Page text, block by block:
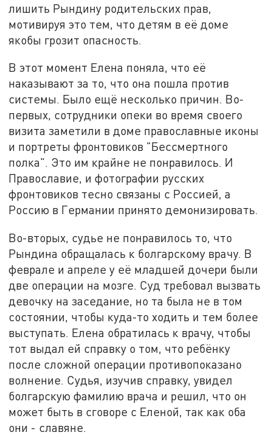
лишить Рындину родительских прав,
мотивируя это тем, что детям в её доме
якобы грозит опасность.
В этот момент Елена поняла, что её
наказывают за то, что она пошла против
системы. Было ещё несколько причин. Во-
первых, сотрудники опеки во время своего
визита заметили в доме православные иконы
и портреты фронтовиков "Бессмертного
полка". Это им крайне не понравилось. И
Православие, и фотографии русских
фронтовиков тесно связаны с Россией, а
Россию в Германии принято демонизировать.
Во-вторых, судье не понравилось то, что
Рындина обращалась к болгарскому врачу. В
феврале и апреле у её младшей дочери были
две операции на мозге. Суд требовал вызвать
девочку на заседание, но та была не в том
состоянии, чтобы куда-то ходить и тем более
выступать. Елена обратилась к врачу, чтобы
тот выдал ей справку о том, что ребёнку
после сложной операции противопоказано
волнение. Судья, изучив справку, увидел
болгарскую фамилию врача и решил, что он
может быть в сговоре с Еленой, так как оба
они - славяне.